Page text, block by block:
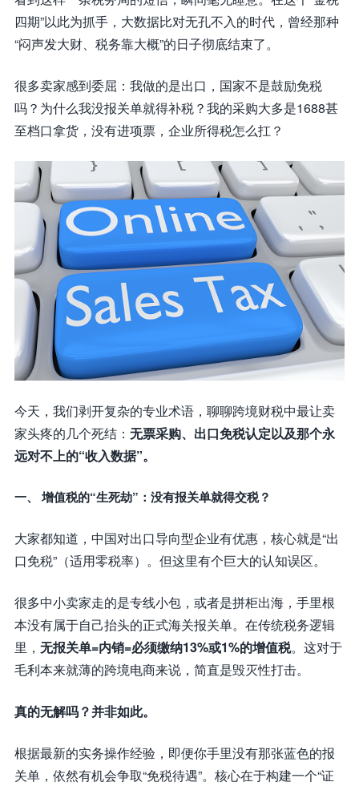
四期”以此为抓手，大数据比对无孔不入的时代，曾经那种
“闷声发大财、税务靠大概”的日子彻底结束了。
很多卖家感到委屈：我做的是出口，国家不是鼓励免税
吗？为什么我没报关单就得补税？我的采购大多是1688甚
至档口拿货，没有进项票，企业所得税怎么扛？
今天，我们剥开复杂的专业术语，聊聊跨境财税中最让卖
家头疼的几个死结： 无票采购、出口免税认定以及那个永
远对不上的“收入数据”。
一、 增值税的“生死劫”：没有报关单就得交税？
大家都知道，中国对出口导向型企业有优惠，核心就是“出
口免税”（适用零税率）。但这里有个巨大的认知误区。
很多中小卖家走的是专线小包，或者是拼柜出海，手里根
本没有属于自己抬头的正式海关报关单。在传统税务逻辑
里， 无报关单=内销=必须缴纳13%或1%的增值税。这对于
毛利本来就薄的跨境电商来说，简直是毁灭性打击。
真的无解吗？并非如此。
根据最新的实务操作经验，即便你手里没有那张蓝色的报
关单，依然有机会争取“免税待遇”。核心在于构建一个“证